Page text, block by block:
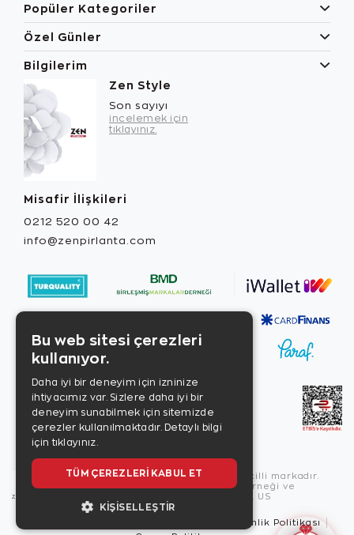
Popüler Kategoriler
Özel Günler
Bilgilerim
Zen Style
Son sayıyı
incelemek için
tıklayınız.
Misafir İlişkileri
0212 520 00 42
info@zenpirlanta.com
Copyright © 2026, Zen Diamond tescilli markadır.
Zen Diamond Birleşmiş Markalar Derneği ve
Turquality Destek Programı üyesidir. US
Güvenlik Politikası
Bu web sitesi çerezleri
kullanıyor.
Daha iyi bir deneyim için izninize
ihtiyacımız var. Sizlere daha iyi bir
deneyim sunabilmek için sitemizde
çerezler kullanılmaktadır. Detaylı bilgi
için tıklayınız.
TÜM ÇEREZLERI KABUL ET
KIŞISELLEŞTIR